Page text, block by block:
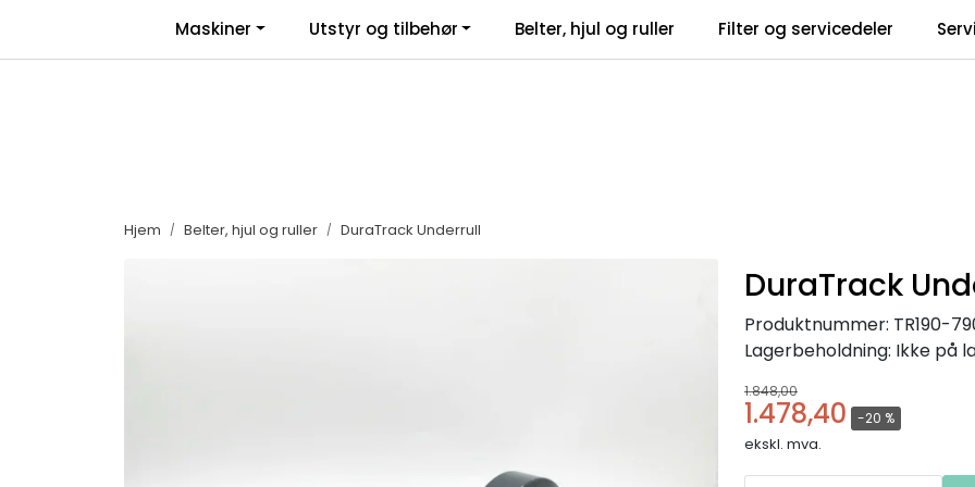
Facebook | Salgsbetingelser | Nyhetsbrev
Maskiner Utstyr og tilbehør Belter, hjul og ruller Filter og servicedeler
Hjem Belter, hjul og ruller DuraTrack Underrull
DuraTrack
Produktnummer: TR190-
Lagerbeholdning: Ikke på
1.848,00
1.478,40 -20 %
ekskl. mva.